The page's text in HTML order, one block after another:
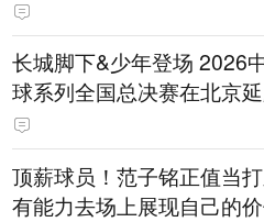
长城脚下&少年登场 2026
球系列全国总决赛在北京
顶薪球员！范子铭正值当
有能力去场上展现自己的